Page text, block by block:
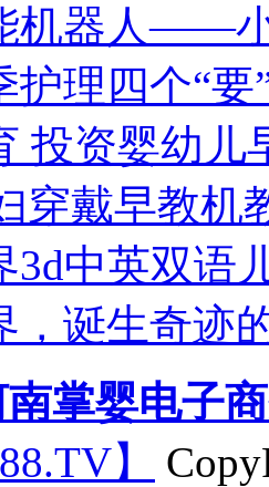
机器人——
护理四个“要
投资婴幼儿
穿戴早教机
3d中英双语
，诞生奇迹
掌婴电子
】